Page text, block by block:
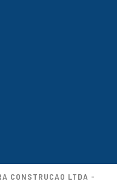
CONSTRUCAO LTDA -